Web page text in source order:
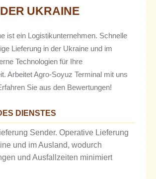
UKRAINE
ist ein Logistikunternehmen. Schnelle
Lieferung in der Ukraine und im
Technologien für Ihre
Arbeitet Agro-Soyuz Terminal mit uns
Sie aus den Bewertungen!
DIENSTES
Sender. Operative Lieferung
und im Ausland, wodurch
und Ausfallzeiten minimiert